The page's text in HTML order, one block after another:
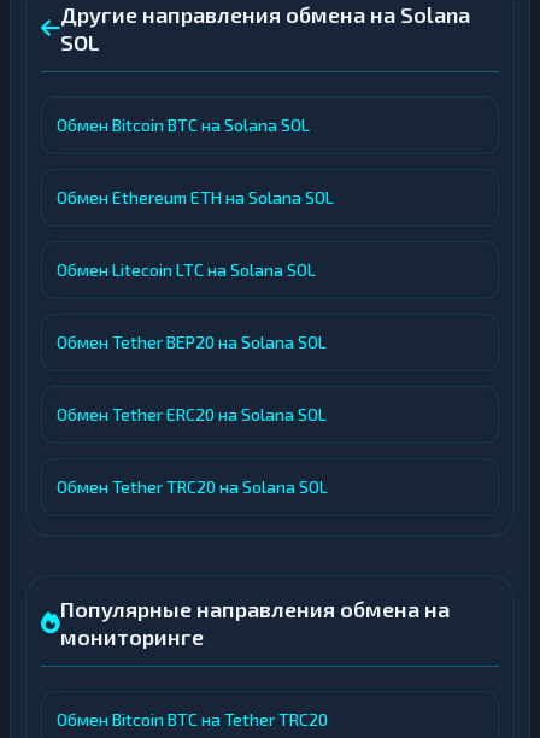
Другие направления обмена на Solana
SOL
Обмен Bitcoin BTC на Solana SOL
Обмен Ethereum ETH на Solana SOL
Обмен Litecoin LTC на Solana SOL
Обмен Tether BEP20 на Solana SOL
Обмен Tether ERC20 на Solana SOL
Обмен Tether TRC20 на Solana SOL
Популярные направления обмена на
мониторинге
Обмен Bitcoin BTC на Tether TRC20